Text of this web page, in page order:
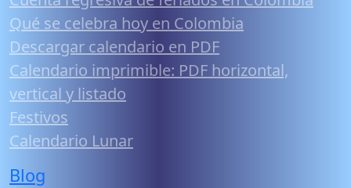
Qué se celebra hoy en Colombia
Descargar calendario en PDF
Calendario imprimible: PDF horizontal,
vertical y listado
Festivos
Calendario Lunar
Blog